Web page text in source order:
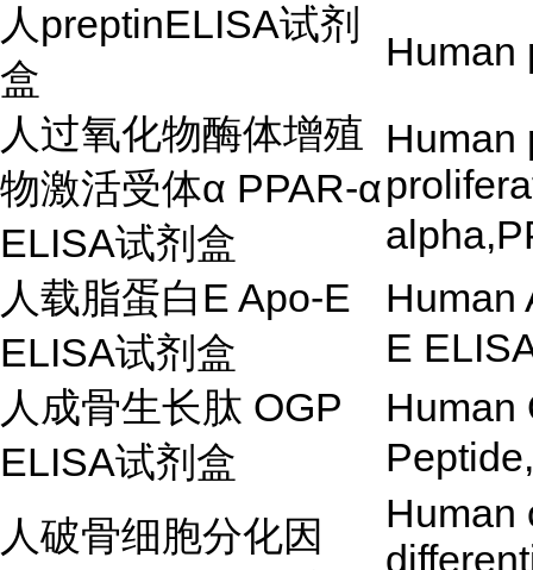
人 preptinELISA试剂
盒
Human
人过氧化物酶体增殖
物激活受体α PPAR-α
ELISA试剂盒
Human
人载脂蛋白 E Apo-E
ELISA试剂盒
Human
E
人成骨生长肽 OGP
ELISA试剂盒
Human
人破骨细胞分化因
Human